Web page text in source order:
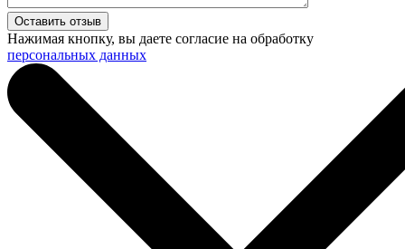
Нажимая кнопку, вы даете согласие на обработку
персональных данных